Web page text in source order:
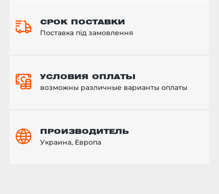
СРОК ПОСТАВКИ
Поставка під замовлення
УСЛОВИЯ ОПЛАТЫ
возможны различные варианты оплаты
ПРОИЗВОДИТЕЛЬ
Украина, Европа